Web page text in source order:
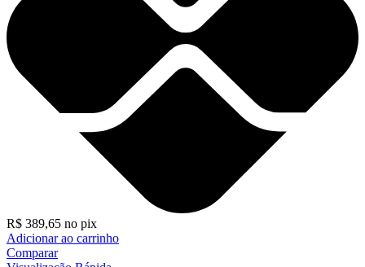
R$ 389,65 no pix
Adicionar ao carrinho
Comparar